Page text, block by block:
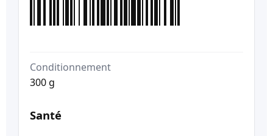
Conditionnement
300 g
Santé